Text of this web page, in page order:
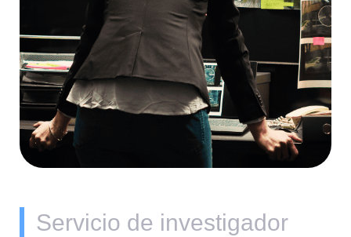
Servicio de investigador